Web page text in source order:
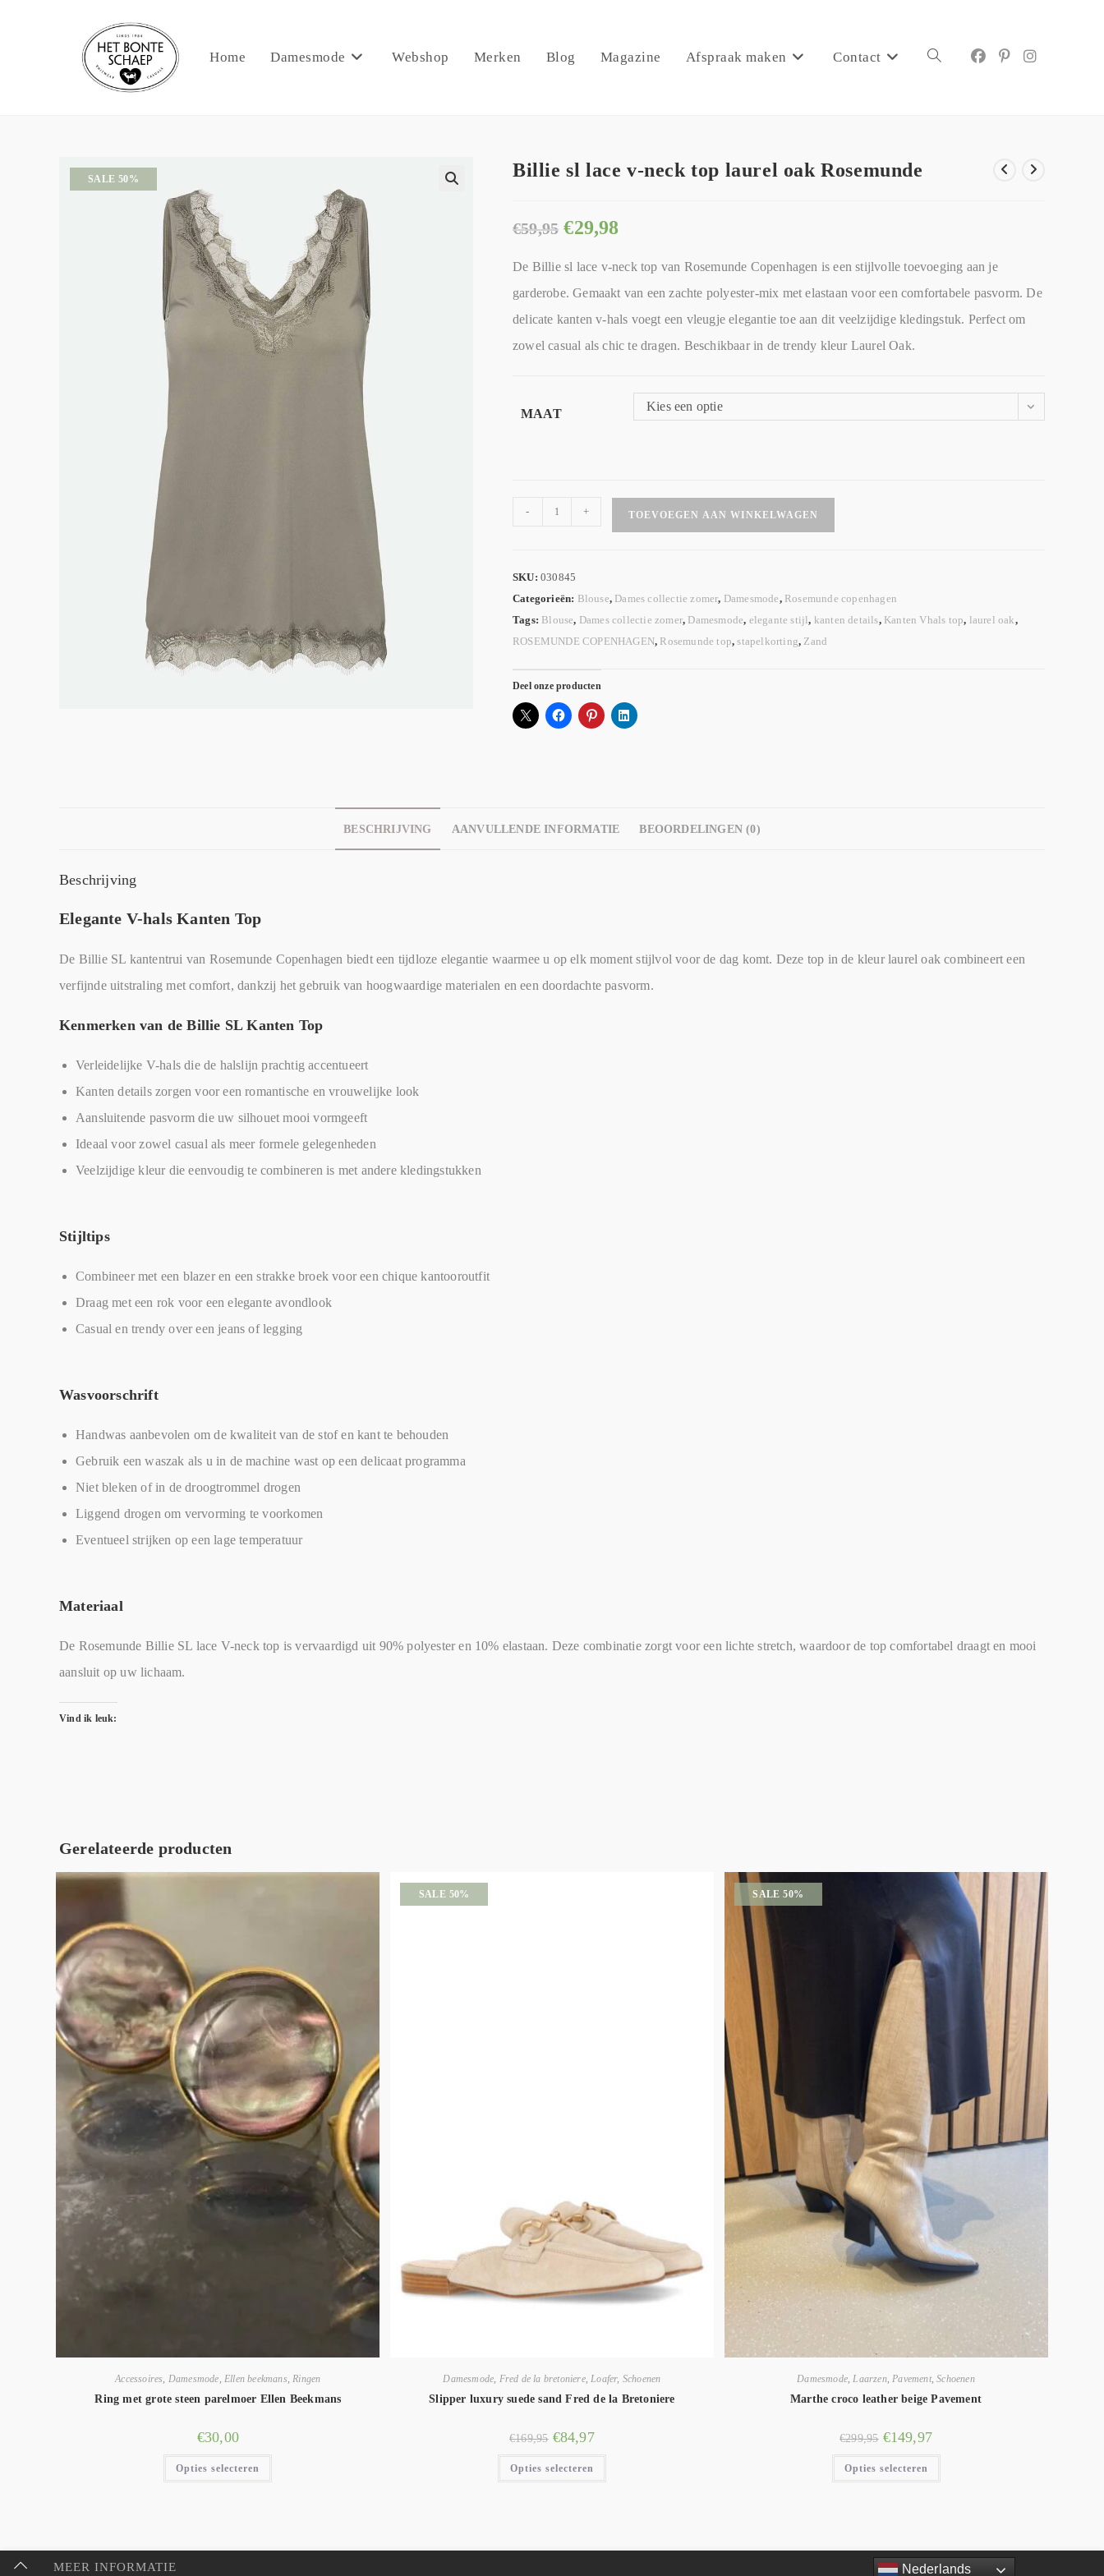
Home Damesmode Webshop Merken Blog Magazine Afspraak maken Contact
SALE 50% Billie sl lace v-neck top laurel oak Rosemunde
€59,95 €29,98
De Billie sl lace v-neck top van Rosemunde Copenhagen is een stijlvolle toevoeging aan je
garderobe. Gemaakt van een zachte polyester-mix met elastaan voor een comfortabele pasvorm. De
delicate kanten v-hals voegt een vleugje elegantie toe aan dit veelzijdige kledingstuk. Perfect om
zowel casual als chic te dragen. Beschikbaar in de trendy kleur Laurel Oak.
MAAT
Kies een optie
- + TOEVOEGEN AAN WINKELWAGEN
SKU: 030845
Categorieën: Blouse, Dames collectie zomer, Damesmode, Rosemunde copenhagen
Tags: Blouse, Dames collectie zomer, Damesmode, elegante stijl, kanten details, Kanten Vhals top, laurel oak,
ROSEMUNDE COPENHAGEN, Rosemunde top,stapelkorting,Zand
Deel onze producten
BESCHRIJVING AANVULLENDE INFORMATIE BEOORDELINGEN (0)
Beschrijving
Elegante V-hals Kanten Top
De Billie SL kantentrui van Rosemunde Copenhagen biedt een tijdloze elegantie waarmee u op elk moment stijlvol voor de dag komt. Deze top in de kleur laurel oak combineert een
verfijnde uitstraling met comfort, dankzij het gebruik van hoogwaardige materialen en een doordachte pasvorm.
Kenmerken van de Billie SL Kanten Top
Verleidelijke V-hals die de halslijn prachtig accentueert
Kanten details zorgen voor een romantische en vrouwelijke look
Aansluitende pasvorm die uw silhouet mooi vormgeeft
Ideaal voor zowel casual als meer formele gelegenheden
Veelzijdige kleur die eenvoudig te combineren is met andere kledingstukken
Stijltips
Combineer met een blazer en een strakke broek voor een chique kantooroutfit
Draag met een rok voor een elegante avondlook
Casual en trendy over een jeans of legging
Wasvoorschrift
Handwas aanbevolen om de kwaliteit van de stof en kant te behouden
Gebruik een waszak als u in de machine wast op een delicaat programma
Niet bleken of in de droogtrommel drogen
Liggend drogen om vervorming te voorkomen
Eventueel strijken op een lage temperatuur
Materiaal
De Rosemunde Billie SL lace V-neck top is vervaardigd uit 90% polyester en 10% elastaan. Deze combinatie zorgt voor een lichte stretch, waardoor de top comfortabel draagt en mooi
aansluit op uw lichaam.
Vind ik leuk:
Gerelateerde producten
Accessoires, Damesmode,Ellen beekmans,Ringen
Ring met grote steen parelmoer Ellen Beekmans
€30,00
Opties selecteren
SALE 50%
Damesmode, Fred de la bretoniere,Loafer, Schoenen
Slipper luxury suede sand Fred de la Bretoniere
€169,95 €84,97
Opties selecteren
SALE 50%
Damesmode,Laarzen,Pavement,Schoenen
Marthe croco leather beige Pavement
€299,95 €149,97
Opties selecteren
MEER INFORMATIE Nederlands